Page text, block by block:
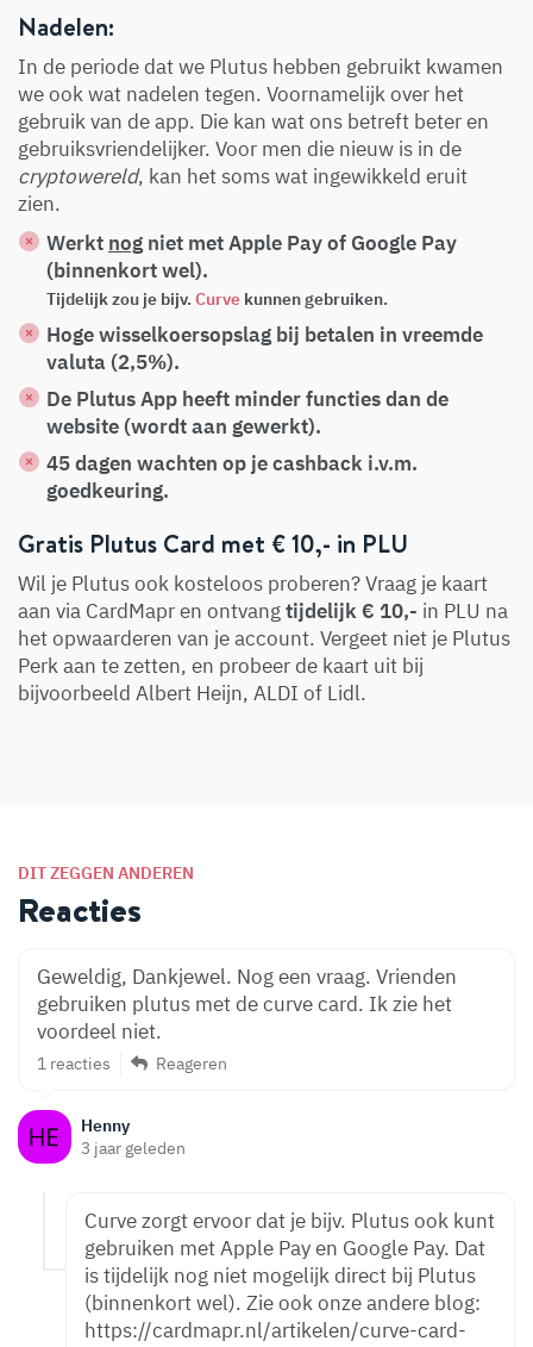
Nadelen:
In de periode dat we Plutus hebben gebruikt kwamen
we ook wat nadelen tegen. Voornamelijk over het
gebruik van de app. Die kan wat ons betreft beter en
gebruiksvriendelijker. Voor men die nieuw is in de
cryptowereld, kan het soms wat ingewikkeld eruit
zien.
Werkt nog niet met Apple Pay of Google Pay
(binnenkort wel).
Tijdelijk zou je bijv. Curve kunnen gebruiken.
Hoge wisselkoersopslag bij betalen in vreemde
valuta (2,5%).
De Plutus App heeft minder functies dan de
website (wordt aan gewerkt).
45 dagen wachten op je cashback i.v.m.
goedkeuring.
Gratis Plutus Card met € 10,- in PLU
Wil je Plutus ook kosteloos proberen? Vraag je kaart
aan via CardMapr en ontvangtijdelijk € 10,- in PLU na
het opwaarderen van je account. Vergeet niet je Plutus
Perk aan te zetten, en probeer de kaart uit bij
bijvoorbeeld Albert Heijn, ALDI of Lidl.
DIT ZEGGEN ANDEREN
Reacties
Henny
3 jaar geleden
Geweldig, Dankjewel. Nog een vraag. Vrienden
gebruiken plutus met de curve card. Ik zie het
voordeel niet.
1 reacties Reageren
Curve zorgt ervoor dat je bijv. Plutus ook kunt
gebruiken met Apple Pay en Google Pay. Dat
is tijdelijk nog niet mogelijk direct bij Plutus
(binnenkort wel). Zie ook onze andere blog:
https://cardmapr.nl/artikelen/curve-card-